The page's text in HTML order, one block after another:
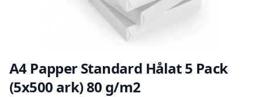
A4 Papper Standard Hålat 5 Pack
(5x500 ark) 80 g/m2